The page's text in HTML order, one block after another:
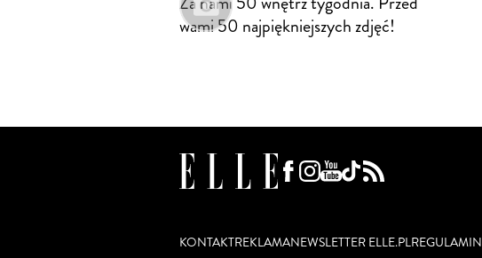
wami 50 najpiękniejszych zdjęć!
KONTAKTREKLAMANEWSLETTER ELLE.PLREGULAMIN